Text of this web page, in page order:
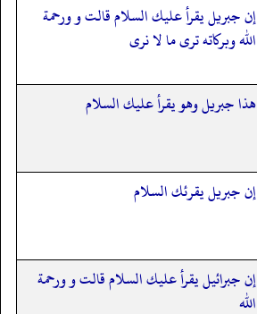
إن جبريل يقرأ عليك السلام قالت و ورحمة
الله وبركاته ترى ما لا نرى
هذا جبريل وهو يقرأ عليك السلام
إن جبريل يقرئك السلام
إن جبرائيل يقرأ عليك السلام قالت و ورحمة
الله